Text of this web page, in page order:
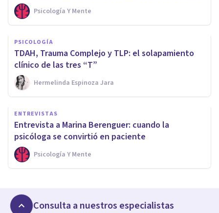
Psicología Y Mente
PSICOLOGÍA
TDAH, Trauma Complejo y TLP: el solapamiento
clínico de las tres “T”
Hermelinda Espinoza Jara
ENTREVISTAS
Entrevista a Marina Berenguer: cuando la
psicóloga se convirtió en paciente
Psicología Y Mente
Consulta a nuestros especialistas